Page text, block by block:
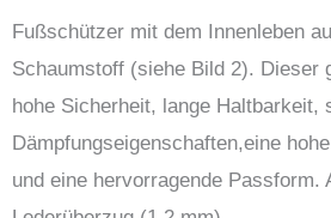
Fußschützer mit dem Innenleben
Schaumstoff (siehe Bild 2). Dieser
hohe Sicherheit, lange Haltbarkeit,
Dämpfungseigenschaften,eine
und eine hervorragende Passform.